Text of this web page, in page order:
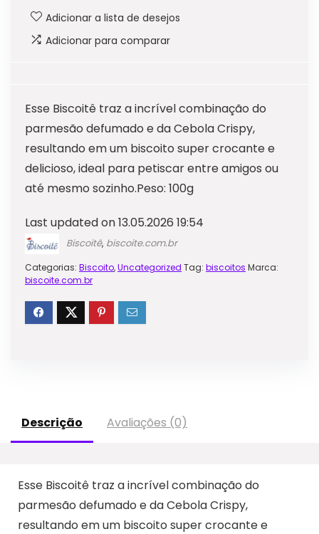
Adicionar a lista de desejos
Adicionar para comparar
Esse Biscoitê traz a incrível combinação do
parmesão defumado e da Cebola Crispy,
resultando em um biscoito super crocante e
delicioso, ideal para petiscar entre amigos ou
até mesmo sozinho.Peso: 100g
Last updated on 13.05.2026 19:54
Biscoitê, biscoite.com.br
Categorias: Biscoito,Uncategorized Tag: biscoitos Marca:
biscoite.com.br
Descrição Avaliações (0)
Esse Biscoitê traz a incrível combinação do
parmesão defumado e da Cebola Crispy,
resultando em um biscoito super crocante e